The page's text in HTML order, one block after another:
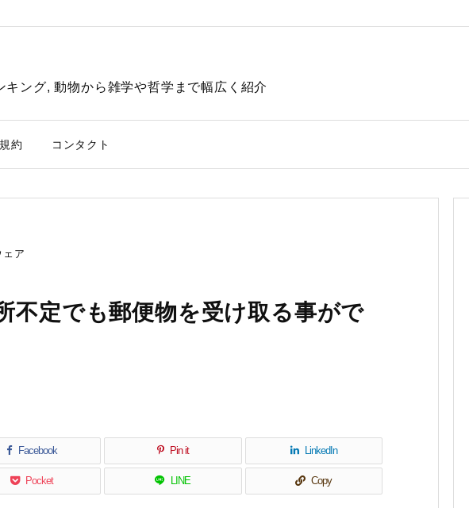
ング, 動物から雑学や哲学まで幅広く紹介
規約 コンタクト
ェア
定でも郵便物を受け取る事がで
Facebook Pin it LinkedIn
Pocket LINE Copy